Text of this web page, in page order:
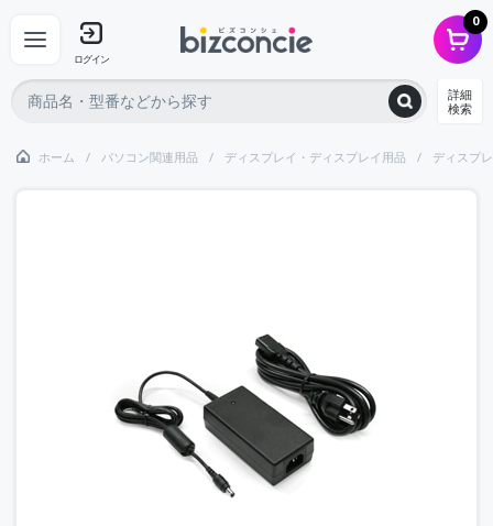
ログイン
0
詳細
検索
ホーム パソコン関連用品 ディスプレイ・ディスプレイ用品 ディスプ